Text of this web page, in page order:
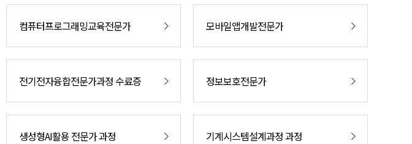
컴퓨터프로그래밍교육전문가 모바일앱개발전문가
전기전자융합전문가과정 수료증 정보보호전문가
생성형AI활용 전문가 과정 기계시스템설계과정 과정